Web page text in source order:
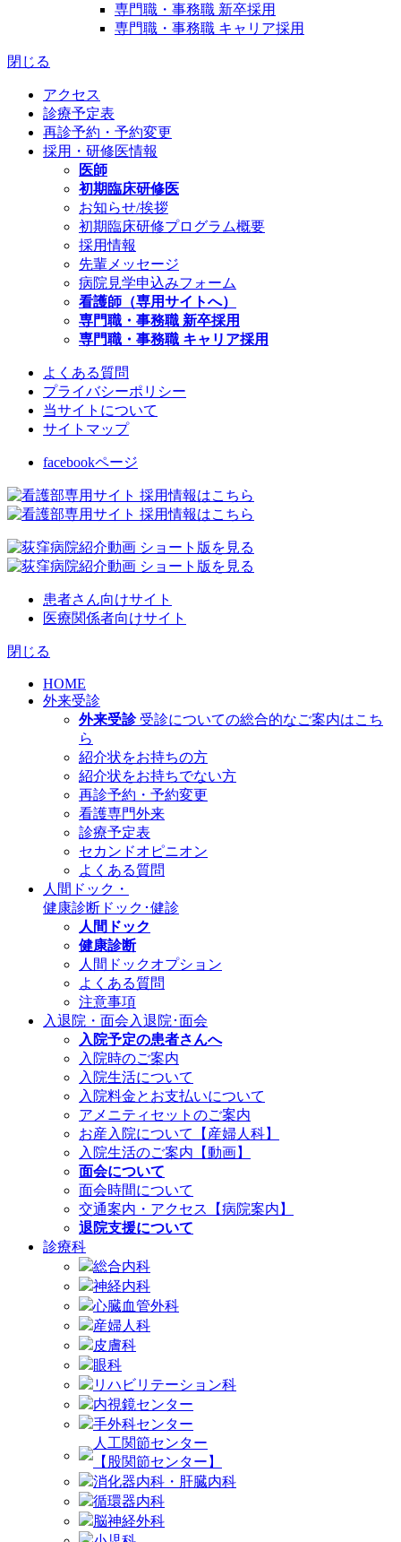
専門職・事務職 新卒採用
専門職・事務職 キャリア採用
閉じる
アクセス
診療予定表
再診予約・予約変更
採用・研修医情報
医師
初期臨床研修医
お知らせ/挨拶
初期臨床研修プログラム概要
採用情報
先輩メッセージ
病院見学申込みフォーム
看護師（専用サイトへ）
専門職・事務職 新卒採用
専門職・事務職 キャリア採用
よくある質問
プライバシーポリシー
当サイトについて
サイトマップ
facebookページ
患者さん向けサイト
医療関係者向けサイト
閉じる
HOME
外来受診
外来受診 受診についての総合的なご案内はこち
ら
紹介状をお持ちの方
紹介状をお持ちでない方
再診予約・予約変更
看護専門外来
診療予定表
セカンドオピニオン
よくある質問
人間ドック・
健康診断 ドック･健診
人間ドック
健康診断
人間ドックオプション
よくある質問
注意事項
入退院・面会 入退院･面会
入院予定の患者さんへ
入院時のご案内
入院生活について
入院料金とお支払いについて
アメニティセットのご案内
お産入院について【産婦人科】
入院生活のご案内【動画】
面会について
面会時間について
交通案内・アクセス【病院案内】
退院支援について
診療科
総合内科
神経内科
心臓血管外科
産婦人科
皮膚科
眼科
リハビリテーション科
内視鏡センター
手外科センター
人工関節センター
【股関節センター】
消化器内科・肝臓内科
循環器内科
脳神経外科